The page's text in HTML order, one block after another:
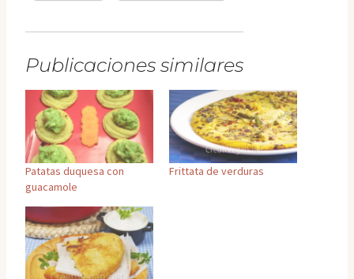
Publicaciones similares
Patatas duquesa con
guacamole
Frittata de verduras